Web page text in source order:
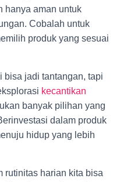
hanya aman untuk
Cobalah untuk
produk yang sesuai
bisa jadi tantangan, tapi
kecantikan
banyak pilihan yang
dalam produk
hidup yang lebih
rutinitas harian kita bisa